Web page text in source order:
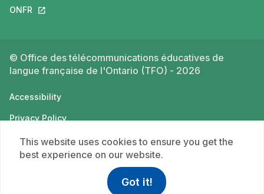
ONFR This link will open in a new tab.
© Office des télécommunications éducatives de
langue française de l'Ontario (TFO) - 2026
Accessibility
Privacy Policy
Terms of use
This website uses cookies to ensure you get the
best experience on our website.
Got it!